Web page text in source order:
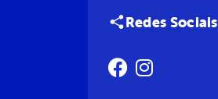
Redes Sociais